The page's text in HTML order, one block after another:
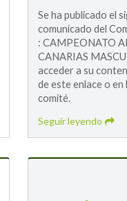
Se ha publicado el
comunicado del
: CAMPEONATO
CANARIAS
acceder a su
de este enlace o en
comité.
Seguir leyendo